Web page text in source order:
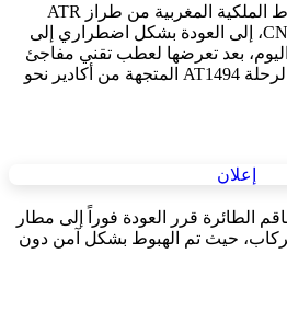
اضطرت طائرة تابعة للخطوط الملكية المغربية من طراز ATR
وتحمل رقم التسجيل CN-COG، إلى العودة بشكل اضطراري إلى
بعد تعرضها لعطب تقني مفاجئ
وهي في الأجواء خلال تنفيذ الرحلة AT1494 المتجهة من أكادير نحو
الطائرة قرر العودة فوراً إلى مطار
حيث تم الهبوط بشكل آمن دون